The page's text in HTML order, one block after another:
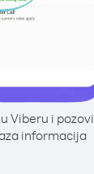
Viberu i
informacija